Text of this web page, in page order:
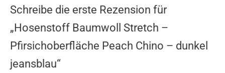
Schreibe die erste Rezension für
„Hosenstoff Baumwoll Stretch –
Pfirsichoberfläche Peach Chino – dunkel
jeansblau“